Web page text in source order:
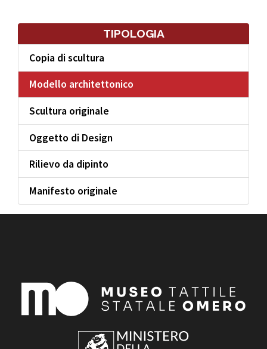
TIPOLOGIA
Copia di scultura
Modello architettonico
Scultura originale
Oggetto di Design
Rilievo da dipinto
Manifesto originale